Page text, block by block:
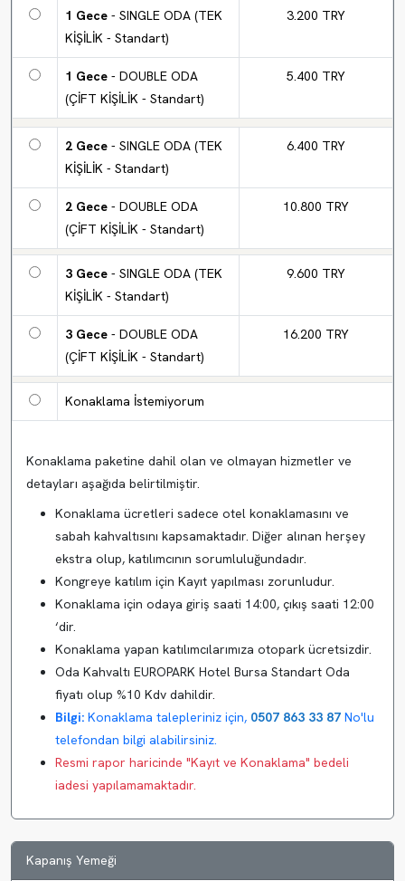
1 Gece - SINGLE ODA (TEK
KİŞİLİK - Standart)
3.200 TRY
1 Gece - DOUBLE ODA
(ÇİFT KİŞİLİK - Standart)
5.400 TRY
2 Gece - SINGLE ODA (TEK
KİŞİLİK - Standart)
6.400 TRY
2 Gece - DOUBLE ODA
(ÇİFT KİŞİLİK - Standart)
10.800 TRY
3 Gece - SINGLE ODA (TEK
KİŞİLİK - Standart)
9.600 TRY
3 Gece - DOUBLE ODA
(ÇİFT KİŞİLİK - Standart)
16.200 TRY
Konaklama İstemiyorum
Konaklama paketine dahil olan ve olmayan hizmetler ve
detayları aşağıda belirtilmiştir.
Konaklama ücretleri sadece otel konaklamasını ve
sabah kahvaltısını kapsamaktadır. Diğer alınan herşey
ekstra olup, katılımcının sorumluluğundadır.
Kongreye katılım için Kayıt yapılması zorunludur.
Konaklama için odaya giriş saati 14:00, çıkış saati 12:00
‘dir.
Konaklama yapan katılımcılarımıza otopark ücretsizdir.
Oda Kahvaltı EUROPARK Hotel Bursa Standart Oda
fiyatı olup %10 Kdv dahildir.
Bilgi: Konaklama talepleriniz için, 0507 863 33 87 No'lu
telefondan bilgi alabilirsiniz.
Resmi rapor haricinde "Kayıt ve Konaklama" bedeli
iadesi yapılamamaktadır.
Kapanış Yemeği